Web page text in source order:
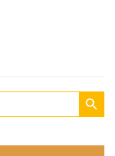
Search Button